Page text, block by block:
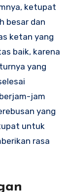
ketupat
besar dan
ketan yang
baik, karena
yang
jam
yang
untuk
rasa